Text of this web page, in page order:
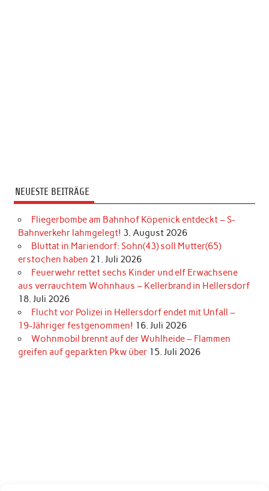
NEUESTE BEITRÄGE
Fliegerbombe am Bahnhof Köpenick entdeckt – S-
Bahnverkehr lahmgelegt! 3. August 2026
Bluttat in Mariendorf: Sohn(43) soll Mutter(65)
erstochen haben 21. Juli 2026
Feuerwehr rettet sechs Kinder und elf Erwachsene
aus verrauchtem Wohnhaus – Kellerbrand in Hellersdorf
18. Juli 2026
Flucht vor Polizei in Hellersdorf endet mit Unfall –
19-Jähriger festgenommen! 16. Juli 2026
Wohnmobil brennt auf der Wuhlheide – Flammen
greifen auf geparkten Pkw über 15. Juli 2026